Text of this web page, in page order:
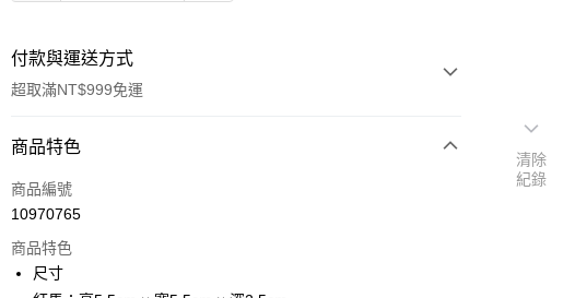
付款與運送方式
超取滿NT$999免運
付款方式
信用卡一次付款
3 期 0 利率 每期
商品特色
商品編號
10970765
商品特色
尺寸
清除
紀錄